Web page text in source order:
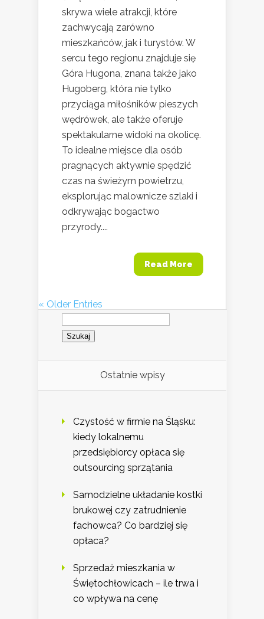
skrywa wiele atrakcji, które
zachwycają zarówno
mieszkańców, jak i turystów. W
sercu tego regionu znajduje się
Góra Hugona, znana także jako
Hugoberg, która nie tylko
przyciąga miłośników pieszych
wędrówek, ale także oferuje
spektakularne widoki na okolicę.
To idealne miejsce dla osób
pragnących aktywnie spędzić
czas na świeżym powietrzu,
eksplorując malownicze szlaki i
odkrywając bogactwo
przyrody....
Read More
« Older Entries
Szukaj:
Ostatnie wpisy
Czystość w firmie na Śląsku:
kiedy lokalnemu
przedsiębiorcy opłaca się
outsourcing sprzątania
Samodzielne układanie kostki
brukowej czy zatrudnienie
fachowca? Co bardziej się
opłaca?
Sprzedaż mieszkania w
Świętochłowicach – ile trwa i
co wpływa na cenę